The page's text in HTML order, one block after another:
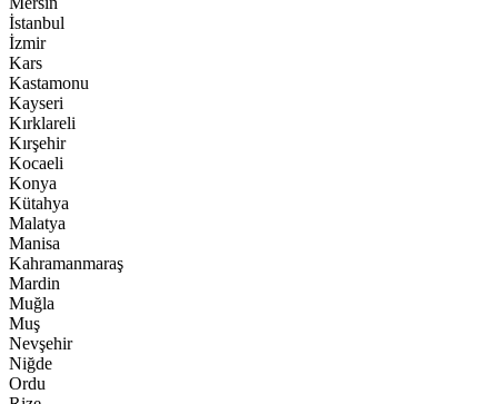
İstanbul
İzmir
Kars
Kastamonu
Kayseri
Kırklareli
Kırşehir
Kocaeli
Konya
Kütahya
Malatya
Manisa
Kahramanmaraş
Mardin
Muğla
Muş
Nevşehir
Niğde
Ordu